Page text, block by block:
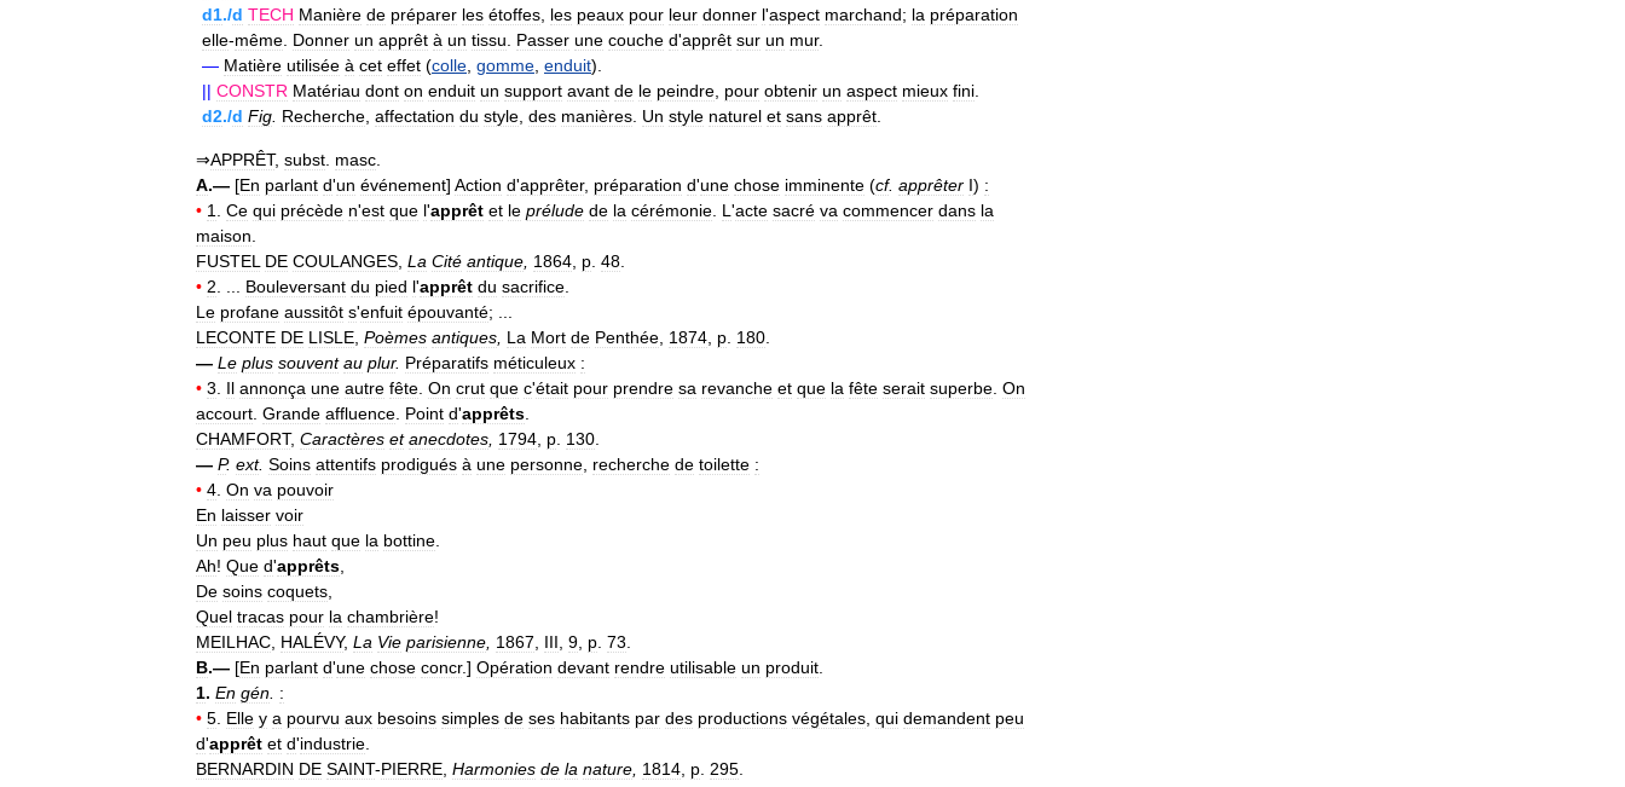
d1./d TECH Manière de préparer les étoffes les peaux pour leur donner l'aspect marchand; la préparation
elle-même Donner un apprêt à un tissu Passer une couche d'apprêt sur un mur.
— Matière utilisée à cet effet (colle gomme enduit).
|| CONSTR Matériau dont on enduit un support avant de le peindre pour obtenir un aspect mieux fini
d2./d Fig Recherche affectation du style des manières Un style naturel et sans apprêt
⇒APPRÊT, subst masc
A.— [En parlant d'un événement] Action d'apprêter, préparation d'une chose imminente (cf. apprêter I) :
• 1 Ce qui précède n'est que l'apprêt et le prélude de la cérémonie L 'acte sacré va commencer dans la
maison
FUSTEL DE COULANGES La Cité antique 1864 p 48
• 2 Bouleversant du pied l'apprêt du sacrifice
Le profane aussitôt s'enfuit épouvanté; ...
LECONTE DE LISLE Poèmes antiques La Mort de Penthée 1874 p 180
— Le plus souvent au plur. Préparatifs méticuleux :
• 3 Il annonça une autre fête On crut que c'était pour prendre sa revanche et que la fête serait superbe On
accourt Grande affluence Point d'apprêts
CHAMFORT, Caractères et anecdotes 1794 p 130
— P. ext. Soins attentifs prodigués à une personne recherche de toilette :
• 4 On va pouvoir
En laisser voir
Un peu plus haut que la bottine
Ah! Que d'apprêts
De soins coquets
Quel tracas pour la chambrière!
MEILHAC HALÉVY, La Vie parisienne 1867 III 9 p 73
B.— [En parlant d'une chose concr.] Opération devant rendre utilisable un produit
1. En gén :
• 5 Elle y a pourvu aux besoins simples de ses habitants par des productions végétales qui demandent peu
d'apprêt et d'industrie
BERNARDIN DE SAINT-PIERRE Harmonies de la nature 1814 p 295